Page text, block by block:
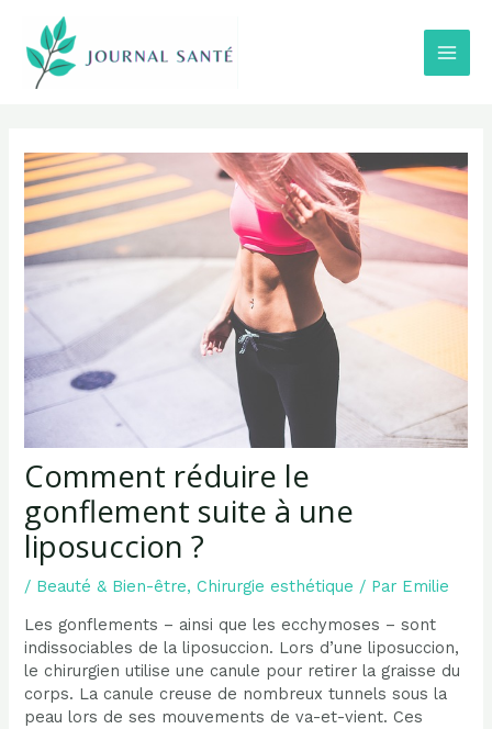
contenu
Main
Comment réduire le
gonflement suite à une
liposuccion ?
/ Beauté & Bien-être,Chirurgie esthétique / Par Emilie
Les gonflements – ainsi que les ecchymoses – sont
indissociables de la liposuccion. Lors d’une liposuccion,
le chirurgien utilise une canule pour retirer la graisse du
corps. La canule creuse de nombreux tunnels sous la
peau lors de ses mouvements de va-et-vient. Ces